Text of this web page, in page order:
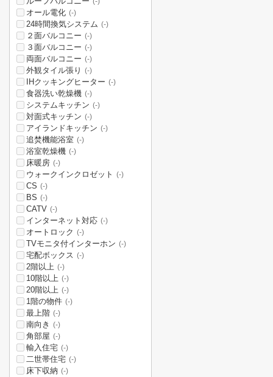
オール電化 (-)
24時間換気システム (-)
２面バルコニー (-)
３面バルコニー (-)
両面バルコニー (-)
外観タイル張り (-)
IHクッキングヒーター (-)
食器洗い乾燥機 (-)
システムキッチン (-)
対面式キッチン (-)
アイランドキッチン (-)
追焚機能浴室 (-)
浴室乾燥機 (-)
床暖房 (-)
ウォークインクロゼット (-)
CS (-)
BS (-)
CATV (-)
インターネット対応 (-)
オートロック (-)
TVモニタ付インターホン (-)
宅配ボックス (-)
2階以上 (-)
10階以上 (-)
20階以上 (-)
1階の物件 (-)
最上階 (-)
南向き (-)
角部屋 (-)
輸入住宅 (-)
二世帯住宅 (-)
床下収納 (-)